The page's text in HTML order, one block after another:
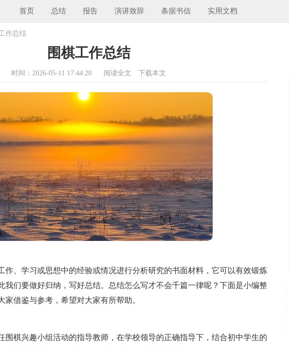
首页 总结 报告 演讲致辞 条据书信 实用文档
作总结
围棋工作总结
时间：2026-05-11 17:44:20 阅读全文 下载本文
作、学习或思想中的经验或情况进行分析研究的书面材料，它可以有效锻炼
我们要做好归纳，写好总结。总结怎么写才不会千篇一律呢？下面是小编整
家借鉴与参考，希望对大家有所帮助。
围棋兴趣小组活动的指导教师，在学校领导的正确指导下，结合初中学生的